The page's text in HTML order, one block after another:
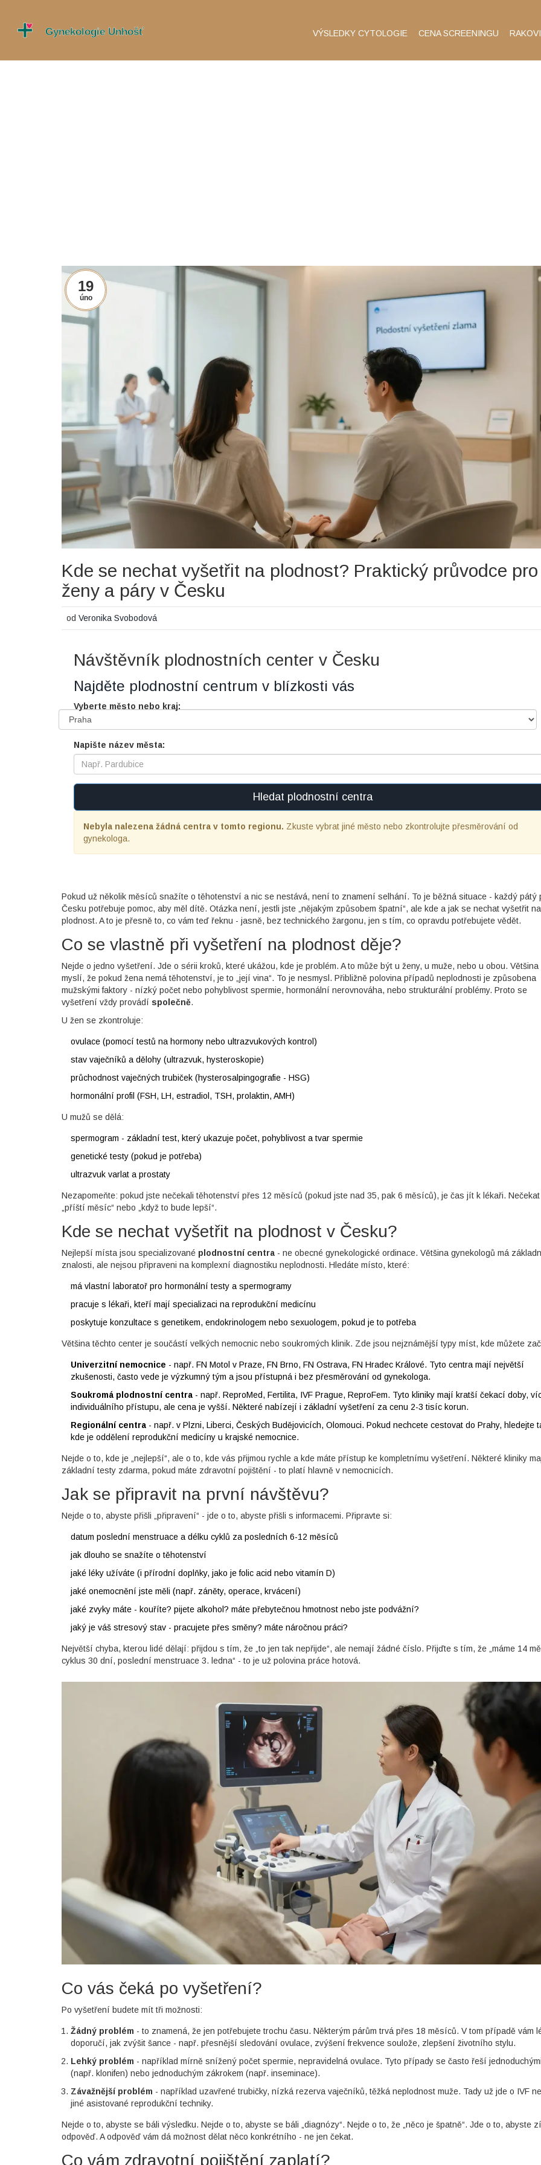
VÝSLEDKY CYTOLOGIE CENA SCREENINGU
19
úno
Kde se nechat vyšetřit na plodnost? Praktický průvodce pro
ženy a páry v Česku
odVeronika Svobodová
Návštěvník plodnostních center v Česku
Najděte plodnostní centrum v blízkosti vás
Vyberte město nebo kraj:
Napište název města:
Hledat plodnostní centra
Nebyla nalezena žádná centra v tomto regionu. Zkuste vybrat jiné město nebo zkontrolujte přesměrování od
gynekologa.
Pokud už několik měsíců snažíte o těhotenství a nic se nestává, není to znamení selhání. To je běžná situace - každý pátý
Česku potřebuje pomoc, aby měl dítě. Otázka není, jestli jste „nějakým způsobem špatní“, ale kde a jak se nechat vyšetřit na
plodnost. A to je přesně to, co vám teď řeknu - jasně, bez technického žargonu, jen s tím, co opravdu potřebujete vědět.
Co se vlastně při vyšetření na plodnost děje?
Nejde o jedno vyšetření. Jde o sérii kroků, které ukážou, kde je problém. A to může být u ženy, u muže, nebo u obou.
myslí, že pokud žena nemá těhotenství, je to „její vina“. To je nesmysl. Přibližně polovina případů neplodnosti je způsobena
mužskými faktory - nízký počet nebo pohyblivost spermie, hormonální nerovnováha, nebo strukturální problémy. Proto se
vyšetření vždy provádí společně.
U žen se zkontroluje:
ovulace (pomocí testů na hormony nebo ultrazvukových kontrol)
stav vaječníků a dělohy (ultrazvuk, hysteroskopie)
průchodnost vaječných trubiček (hysterosalpingografie - HSG)
hormonální profil (FSH, LH, estradiol, TSH, prolaktin, AMH)
U mužů se dělá:
spermogram - základní test, který ukazuje počet, pohyblivost a tvar spermie
genetické testy (pokud je potřeba)
ultrazvuk varlat a prostaty
Nezapomeňte: pokud jste nečekali těhotenství přes 12 měsíců (pokud jste nad 35, pak 6 měsíců), je čas jít k lékaři.
„příští měsíc“ nebo „když to bude lepší“.
Kde se nechat vyšetřit na plodnost v Česku?
Nejlepší místa jsou specializované plodnostní centra - ne obecné gynekologické ordinace. Většina gynekologů má
znalosti, ale nejsou připraveni na komplexní diagnostiku neplodnosti. Hledáte místo, které:
má vlastní laboratoř pro hormonální testy a spermogramy
pracuje s lékaři, kteří mají specializaci na reprodukční medicínu
poskytuje konzultace s genetikem, endokrinologem nebo sexuologem, pokud je to potřeba
Většina těchto center je součástí velkých nemocnic nebo soukromých klinik. Zde jsou nejznámější typy míst, kde můžete
Univerzitní nemocnice - např. FN Motol v Praze, FN Brno, FN Ostrava, FN Hradec Králové. Tyto centra mají největší
zkušenosti, často vede je výzkumný tým a jsou přístupná i bez přesměrování od gynekologa.
Soukromá plodnostní centra - např. ReproMed, Fertilita, IVF Prague, ReproFem. Tyto kliniky mají kratší čekací doby,
individuálního přístupu, ale cena je vyšší. Některé nabízejí i základní vyšetření za cenu 2-3 tisíc korun.
Regionální centra - např. v Plzni, Liberci, Českých Budějovicích, Olomouci. Pokud nechcete cestovat do Prahy, hledejte
kde je oddělení reprodukční medicíny u krajské nemocnice.
Nejde o to, kde je „nejlepší“, ale o to, kde vás přijmou rychle a kde máte přístup ke kompletnímu vyšetření. Některé kliniky
základní testy zdarma, pokud máte zdravotní pojištění - to platí hlavně v nemocnicích.
Jak se připravit na první návštěvu?
Nejde o to, abyste přišli „připravení“ - jde o to, abyste přišli s informacemi. Připravte si:
datum poslední menstruace a délku cyklů za posledních 6-12 měsíců
jak dlouho se snažíte o těhotenství
jaké léky užíváte (i přírodní doplňky, jako je folic acid nebo vitamín D)
jaké onemocnění jste měli (např. záněty, operace, krvácení)
jaké zvyky máte - kouříte? pijete alkohol? máte přebytečnou hmotnost nebo jste podvážní?
jaký je váš stresový stav - pracujete přes směny? máte náročnou práci?
Největší chyba, kterou lidé dělají: přijdou s tím, že „to jen tak nepřijde“, ale nemají žádné číslo. Přijďte s tím, že „máme 14
cyklus 30 dní, poslední menstruace 3. ledna“ - to je už polovina práce hotová.
Co vás čeká po vyšetření?
Po vyšetření budete mít tři možnosti:
Žádný problém - to znamená, že jen potřebujete trochu času. Některým párům trvá přes 18 měsíců. V tom případě vám
doporučí, jak zvýšit šance - např. přesnější sledování ovulace, zvýšení frekvence soulože, zlepšení životního stylu.
Lehký problém - například mírně snížený počet spermie, nepravidelná ovulace. Tyto případy se často řeší
(např. klonifen) nebo jednoduchým zákrokem (např. inseminace).
Závažnější problém - například uzavřené trubičky, nízká rezerva vaječníků, těžká neplodnost muže. Tady už jde o IVF
jiné asistované reprodukční techniky.
Nejde o to, abyste se báli výsledku. Nejde o to, abyste se báli „diagnózy“. Nejde o to, že „něco je špatně“. Jde o to, abyste
odpověď. A odpověď vám dá možnost dělat něco konkrétního - ne jen čekat.
Co vám zdravotní pojištění zaplatí?